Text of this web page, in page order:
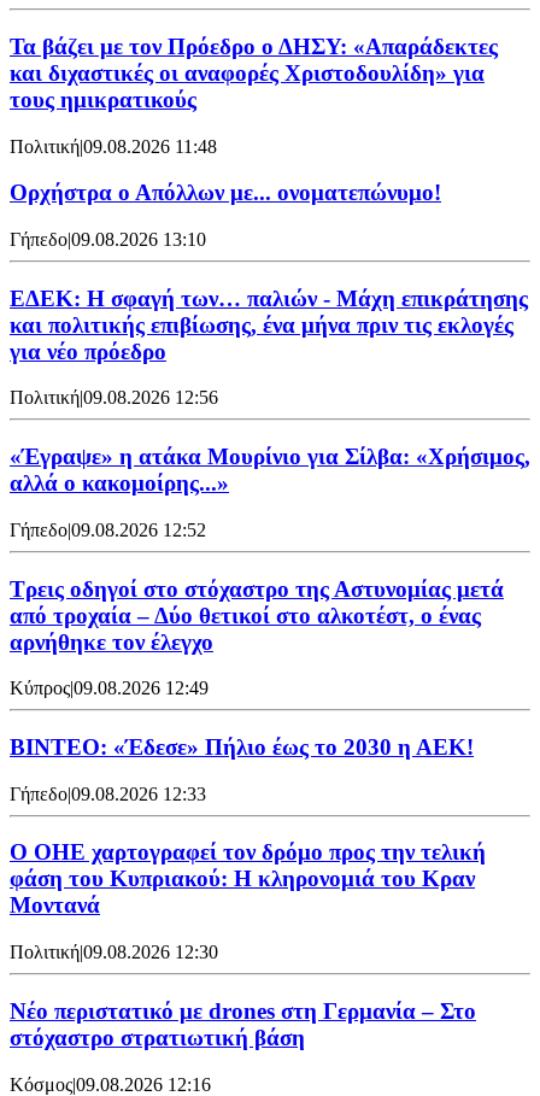
Τα βάζει με τον Πρόεδρο ο ΔΗΣΥ: «Απαράδεκτες
και διχαστικές οι αναφορές Χριστοδουλίδη» για
τους ημικρατικούς
Πολιτική|09.08.2026 11:48
Ορχήστρα o Aπόλλων με... ονοματεπώνυμο!
Γήπεδο|09.08.2026 13:10
ΕΔΕΚ: Η σφαγή των… παλιών - Μάχη επικράτησης
και πολιτικής επιβίωσης, ένα μήνα πριν τις εκλογές
για νέο πρόεδρο
Πολιτική|09.08.2026 12:56
«Έγραψε» η ατάκα Μουρίνιο για Σίλβα: «Χρήσιμος,
αλλά ο κακομοίρης...»
Γήπεδο|09.08.2026 12:52
Τρεις οδηγοί στο στόχαστρο της Αστυνομίας μετά
από τροχαία – Δύο θετικοί στο αλκοτέστ, ο ένας
αρνήθηκε τον έλεγχο
Κύπρος|09.08.2026 12:49
ΒΙΝΤΕΟ: «Έδεσε» Πήλιο έως το 2030 η ΑΕΚ!
Γήπεδο|09.08.2026 12:33
Ο ΟΗΕ χαρτογραφεί τον δρόμο προς την τελική
φάση του Κυπριακού: Η κληρονομιά του Κραν
Μοντανά
Πολιτική|09.08.2026 12:30
Νέο περιστατικό με drones στη Γερμανία – Στο
στόχαστρο στρατιωτική βάση
Κόσμος|09.08.2026 12:16